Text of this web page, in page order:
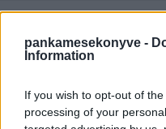
pankamesekonyve -
Information
If you wish to opt-out of
processing of your
szabályai hallatán
tacsipajtimmal